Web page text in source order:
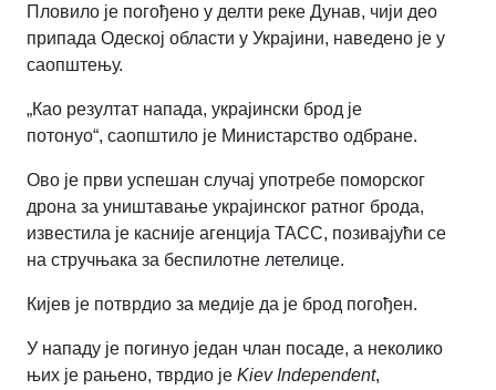
Пловило је погођено у делти реке Дунав, чији део
припада Одеској области у Украјини, наведено је у
саопштењу.
„Као резултат напада, украјински брод је
потонуо“, саопштило је Министарство одбране.
Ово је први успешан случај употребе поморског
дрона за уништавање украјинског ратног брода,
известила је касније агенција ТАСС, позивајући се
на стручњака за беспилотне летелице.
Кијев је потврдио за медије да је брод погођен.
У нападу је погинуо један члан посаде, а неколико
њих је рањено, тврдио је Kiev Independent,